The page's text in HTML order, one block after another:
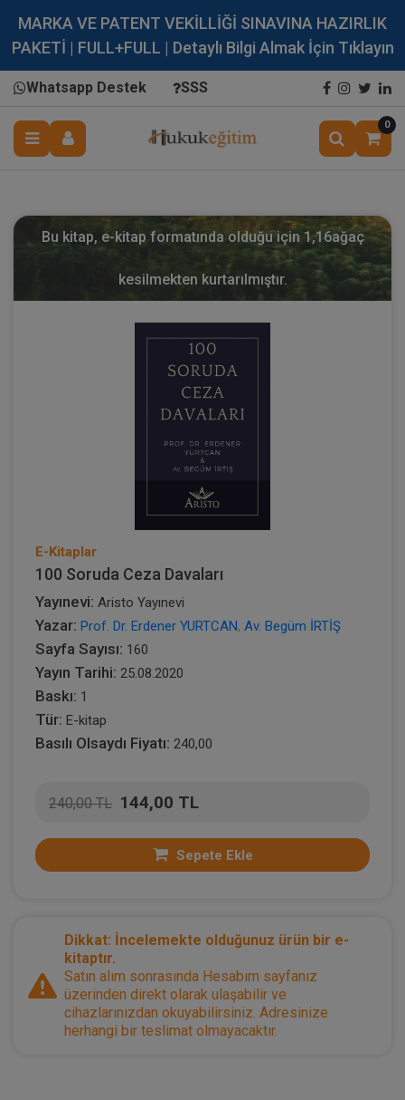
MARKA VE PATENT VEKİLLİĞİ SINAVINA HAZIRLIK
PAKETİ | FULL+FULL | Detaylı Bilgi Almak İçin Tıklayın
Whatsapp Destek SSS
0
Bu kitap, e-kitap formatında olduğu için 1,16ağaç
kesilmekten kurtarılmıştır.
E-Kitaplar
100 Soruda Ceza Davaları
Yayınevi: Aristo Yayınevi
Yazar: Prof. Dr. Erdener YURTCAN, Av. Begüm İRTİŞ
Sayfa Sayısı: 160
Yayın Tarihi: 25.08.2020
Baskı: 1
Tür: E-kitap
Basılı Olsaydı Fiyatı: 240,00
240,00 TL 144,00 TL
Sepete Ekle
Dikkat: İncelemekte olduğunuz ürün bir e-
kitaptır.
Satın alım sonrasında Hesabım sayfanız
üzerinden direkt olarak ulaşabilir ve
cihazlarınızdan okuyabilirsiniz. Adresinize
herhangi bir teslimat olmayacaktır.